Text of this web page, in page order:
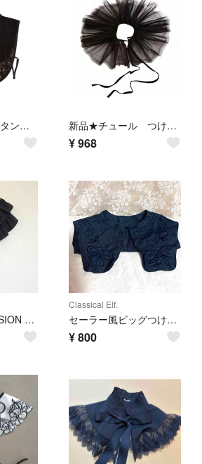
付け襟 レース スタンドカラー kcollar03 新品★チュール つけえり チュールカラー つけ襟
¥968
匿名❄️UNE MANSION ユヌマンション つけ襟 ブラック ダブルフリル
Classical Elf.
セーラー風ビッグつけ襟 付け襟 デニム クラシカルエルフ レディース 未使用品
¥800